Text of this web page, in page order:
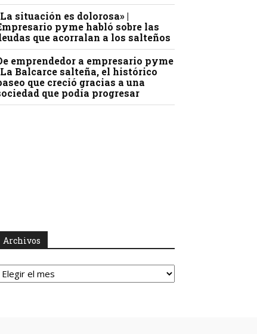
situación es dolorosa» |
pyme habló sobre las
que acorralan a los salteños
emprendedor a empresario pyme
Balcarce salteña, el histórico
que creció gracias a una
que podía progresar
Archivos